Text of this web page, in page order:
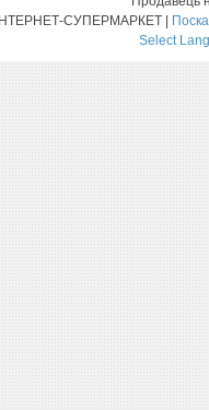
Sat-ELLITE.Net ➤ ІНТЕРНЕТ-СУПЕРМАРКЕТ |
Select